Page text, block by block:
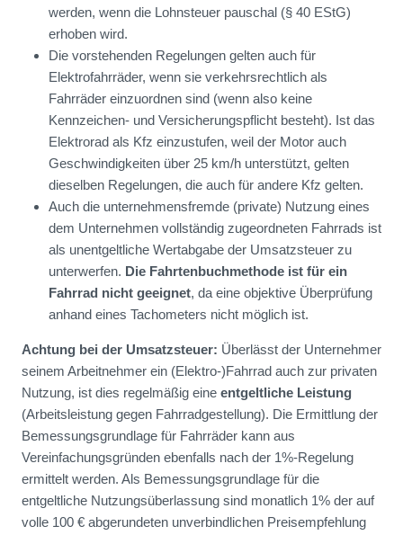
werden, wenn die Lohnsteuer pauschal (§ 40 EStG)
erhoben wird.
Die vorstehenden Regelungen gelten auch für
Elektrofahrräder, wenn sie verkehrsrechtlich als
Fahrräder einzuordnen sind (wenn also keine
Kennzeichen- und Versicherungspflicht besteht). Ist das
Elektrorad als Kfz einzustufen, weil der Motor auch
Geschwindigkeiten über 25 km/h unterstützt, gelten
dieselben Regelungen, die auch für andere Kfz gelten.
Auch die unternehmensfremde (private) Nutzung eines
dem Unternehmen vollständig zugeordneten Fahrrads ist
als unentgeltliche Wertabgabe der Umsatzsteuer zu
unterwerfen. Die Fahrtenbuchmethode ist für ein
Fahrrad nicht geeignet, da eine objektive Überprüfung
anhand eines Tachometers nicht möglich ist.
Achtung bei der Umsatzsteuer: Überlässt der Unternehmer
seinem Arbeitnehmer ein (Elektro-)Fahrrad auch zur privaten
Nutzung, ist dies regelmäßig eine entgeltliche Leistung
(Arbeitsleistung gegen Fahrradgestellung). Die Ermittlung der
Bemessungsgrundlage für Fahrräder kann aus
Vereinfachungsgründen ebenfalls nach der 1%-Regelung
ermittelt werden. Als Bemessungsgrundlage für die
entgeltliche Nutzungsüberlassung sind monatlich 1% der auf
volle 100 € abgerundeten unverbindlichen Preisempfehlung